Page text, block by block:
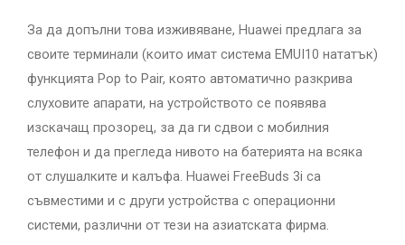
За да допълни това изживяване, Huawei предлага за
своите терминали (които имат система EMUI10 нататък)
функцията Pop to Pair, която автоматично разкрива
слуховите апарати, на устройството се появява
изскачащ прозорец, за да ги сдвои с мобилния
телефон и да прегледа нивото на батерията на всяка
от слушалките и калъфа. Huawei FreeBuds 3i са
съвместими и с други устройства с операционни
системи, различни от тези на азиатската фирма.